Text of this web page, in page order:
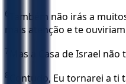
6
Também não irás a
mais atenção e te
7 Mas a Casa de Israel
8 Contudo, Eu tornarei a